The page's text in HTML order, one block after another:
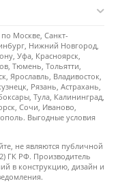
Москве, Санкт-
Нижний Новгород,
Уфа, Красноярск,
Тюмень, Тольятти,
Ярославль, Владивосток,
Рязань, Астрахань,
Тула, Калининград,
Сочи, Иваново,
Выгодные условия
не являются публичной
ГК РФ. Производитель
в конструкцию, дизайн и